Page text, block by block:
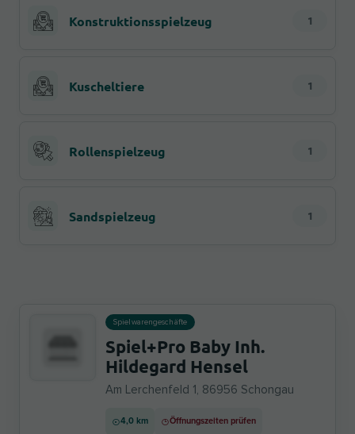
Konstruktionsspielzeug 1
Kuscheltiere 1
Rollenspielzeug 1
Sandspielzeug 1
Spielwarengeschäfte
Spiel+Pro Baby Inh.
Hildegard Hensel
Am Lerchenfeld 1, 86956 Schongau
4,0 km Öffnungszeiten prüfen